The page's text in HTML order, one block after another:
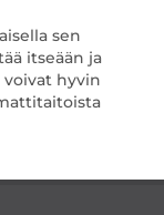
sen
itseään ja
voivat hyvin